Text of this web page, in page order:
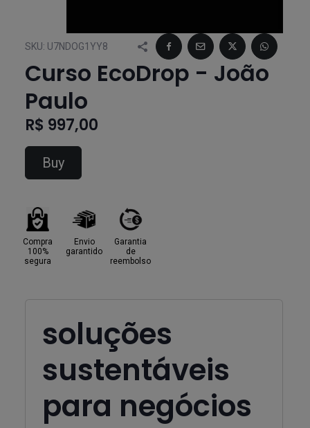
SKU: U7NDOG1YY8
Curso EcoDrop - João
Paulo
R$ 997,00
Buy
Compra
100%
segura
Envio
garantido
Garantia
de
reembolso
soluções
sustentáveis
para negócios